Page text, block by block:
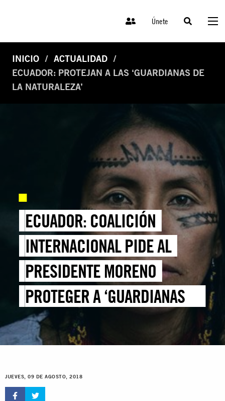
Únete
INICIO
ACTUALIDAD
ECUADOR: PROTEJAN A LAS ‘GUARDIANAS DE
LA NATURALEZA’
ECUADOR: COALICIÓN
INTERNACIONAL PIDE AL
PRESIDENTE MORENO
PROTEGER A ‘GUARDIANAS DE
LA NATURALEZA’ FRENTE A
ATAQUES
JUEVES, 09 DE AGOSTO, 2018